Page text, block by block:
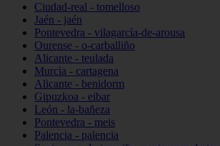
Ciudad-real - tomelloso
Jaén - jaén
Pontevedra - vilagarcía-de-arousa
Ourense - o-carballiño
Alicante - teulada
Murcia - cartagena
Alicante - benidorm
Gipuzkoa - eibar
León - la-bañeza
Pontevedra - meis
Palencia - palencia